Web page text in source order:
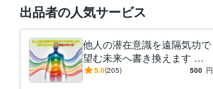
出品者の人気サービス
他人の潜在意識を遠隔気功で
望む未来へ書き換えます 相
手の心・態度・行動が変わら
5.0(205) 500 円